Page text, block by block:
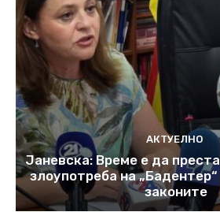
АКТУЕЛНО
Јаневска: Време е да
злоупотреба на „Бадентер“
законите